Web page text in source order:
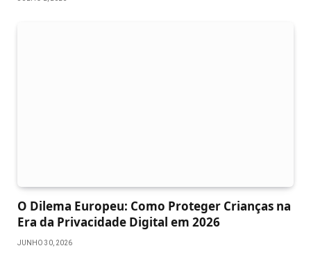
O Dilema Europeu: Como Proteger Crianças na
Era da Privacidade Digital em 2026
JUNHO 30, 2026